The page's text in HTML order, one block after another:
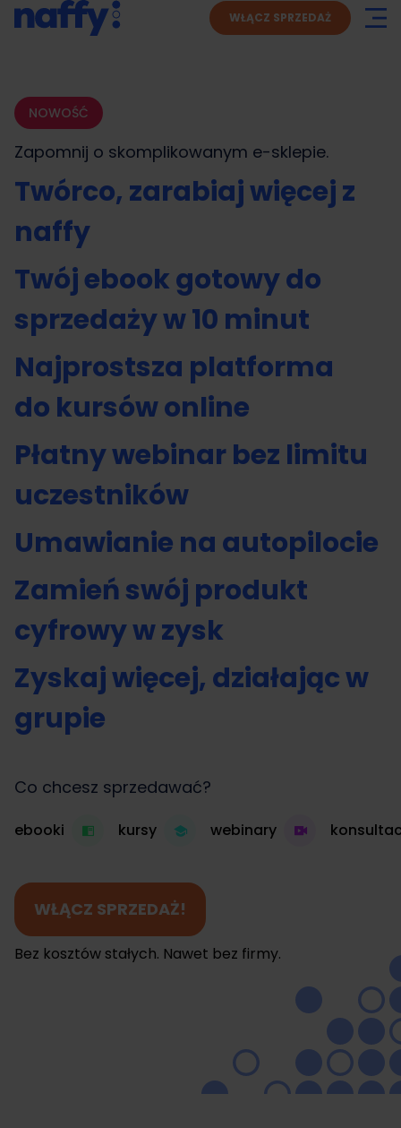
WŁĄCZ SPRZEDAŻ
NOWOŚĆ
Zapomnij o skomplikowanym e-sklepie.
Twórco, zarabiaj więcej z
naffy
Twój ebook gotowy do
sprzedaży w 10 minut
Najprostsza platforma
do kursów online
Płatny webinar bez limitu
uczestników
Umawianie na autopilocie
Zamień swój produkt
cyfrowy w zysk
Zyskaj więcej, działając w
grupie
Co chcesz sprzedawać?
ebooki kursy webinary
WŁĄCZ SPRZEDAŻ!
Bez kosztów stałych. Nawet bez firmy.